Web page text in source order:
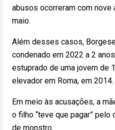
abusos ocorreram com
maio.
Além desses casos,
condenado em 2022 a 2
estuprado de uma jovem de
elevador em Roma, em 2014.
Em meio às acusações, a
o filho “teve que pagar”
de monstro.